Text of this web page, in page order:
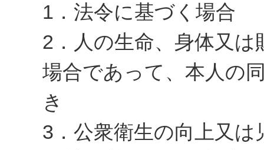
1．法令に基づく場合
2．人の生命、身体又
場合であって、本人の
き
3．公衆衛生の向上又